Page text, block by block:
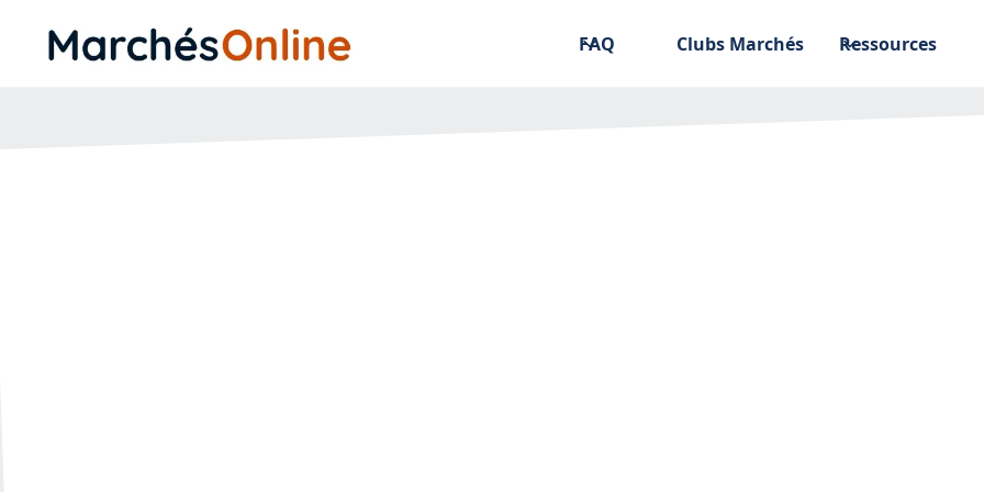
FAQ Clubs Marchés Ressources